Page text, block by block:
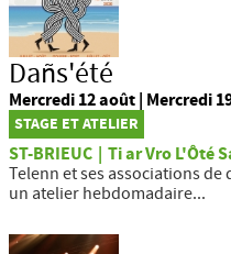
Dañs'été
Mercredi 12 août | Mercredi
STAGE ET ATELIER
ST-BRIEUC Ti ar Vro L'Ôté
Telenn et ses associations
un atelier hebdomadaire...